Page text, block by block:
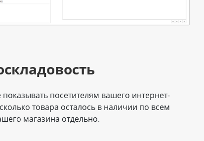
посетителям вашего интернет-
товара осталось в наличии по всем
магазина отдельно.